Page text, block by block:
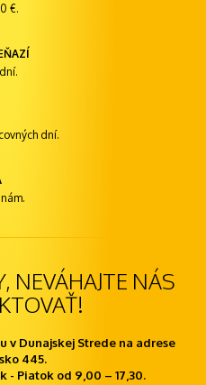
€.
dní.
NEVÁHAJTE NÁS
v Dunajskej Strede na adrese
445.
- Piatok od 9,00 – 17,30.